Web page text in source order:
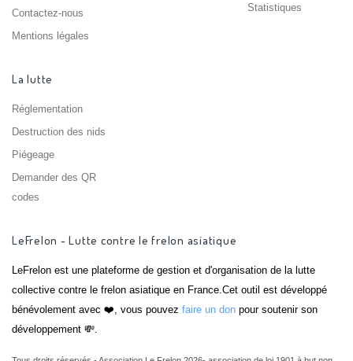
Contactez-nous
Mentions légales
Statistiques
La lutte
Réglementation
Destruction des nids
Piégeage
Demander des QR
codes
LeFrelon - Lutte contre le frelon asiatique
LeFrelon est une plateforme de gestion et d'organisation de la lutte
collective contre le frelon asiatique en France.Cet outil est développé
bénévolement avec ❤️, vous pouvez faire un don pour soutenir son
développement 💸.